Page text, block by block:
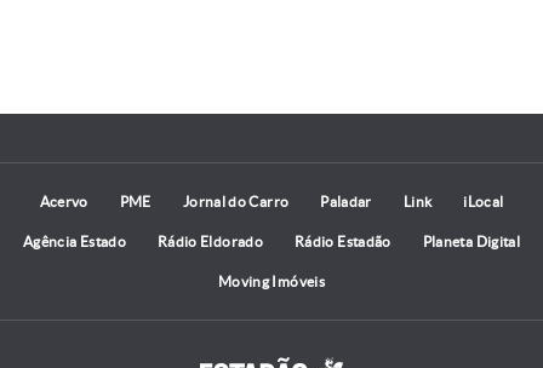
Acervo PME Jornal do Carro Paladar Link iLocal
Agência Estado Rádio Eldorado Rádio Estadão Planeta Digital
Moving Imóveis